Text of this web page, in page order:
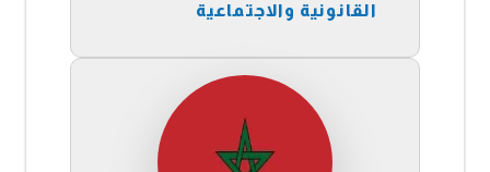
القانونية والاجتماعية